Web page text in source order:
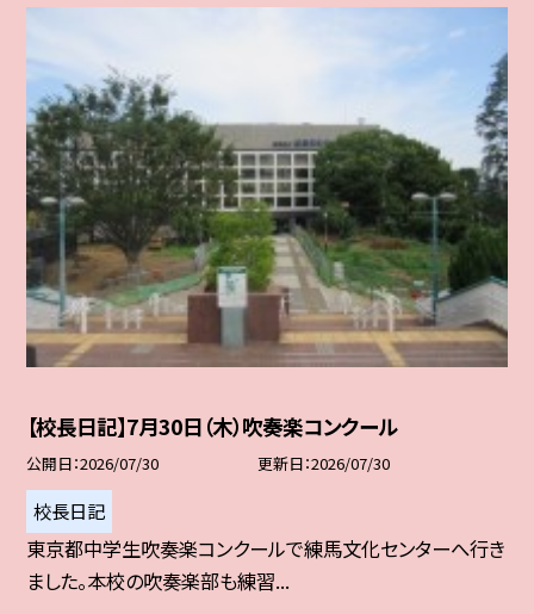
【校長日記】7月30日（木）吹奏楽コンクール
公開日 2026/07/30 更新日 2026/07/30
校長日記
東京都中学生吹奏楽コンクールで練馬文化センターへ行き
ました。本校の吹奏楽部も練習...